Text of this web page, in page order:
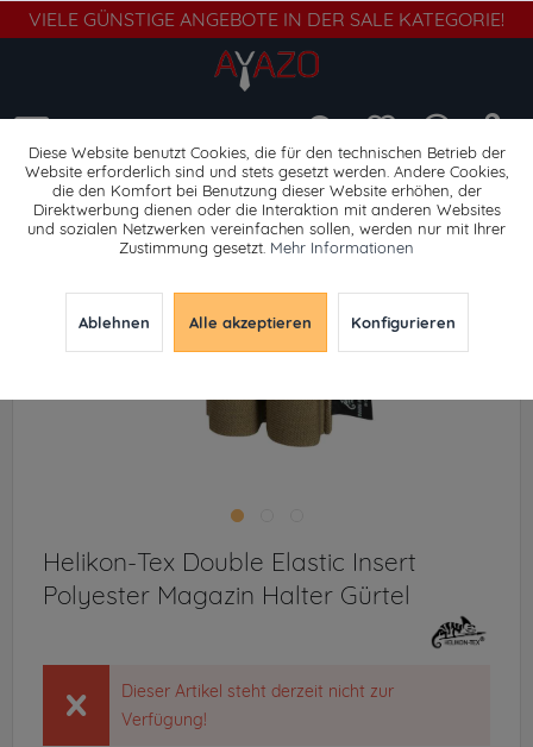
VIELE GÜNSTIGE ANGEBOTE IN DER SALE KATEGORIE!
Waffenzubehör
Helikon-Tex Double Elastic Insert
Polyester Magazin Halter Gürtel
Dieser Artikel steht derzeit nicht zur
Verfügung!
Diese Website benutzt Cookies, die für den technischen Betrieb der
Website erforderlich sind und stets gesetzt werden. Andere Cookies,
die den Komfort bei Benutzung dieser Website erhöhen, der
Direktwerbung dienen oder die Interaktion mit anderen Websites
und sozialen Netzwerken vereinfachen sollen, werden nur mit Ihrer
Zustimmung gesetzt. Mehr Informationen
Ablehnen Alle akzeptieren Konfigurieren